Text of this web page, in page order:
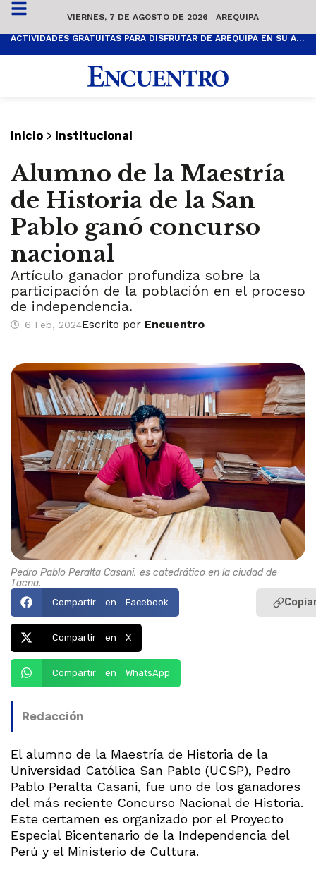
VIERNES, 7 DE AGOSTO DE 2026 | AREQUIPA
ACTIVIDADES GRATUITAS PARA DISFRUTAR DE AREQUIPA EN SU ANIVERSARIO
Inicio > Institucional
Alumno de la Maestría
de Historia de la San
Pablo ganó concurso
nacional
Artículo ganador profundiza sobre la
participación de la población en el proceso
de independencia.
6 Feb, 2024Escrito por Encuentro
Pedro Pablo Peralta Casani, es catedrático en la ciudad de
Tacna.
Compartir en Facebook
Compartir en X
Compartir en WhatsApp
Redacción
El alumno de la Maestría de Historia de la
Universidad Católica San Pablo (UCSP), Pedro
Pablo Peralta Casani, fue uno de los ganadores
del más reciente Concurso Nacional de Historia.
Este certamen es organizado por el Proyecto
Especial Bicentenario de la Independencia del
Perú y el Ministerio de Cultura.